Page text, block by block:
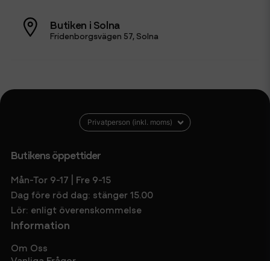
Butiken i Solna
Fridenborgsvägen 57, Solna
Butikens öppettider
Mån-Tor 9-17 | Fre 9-15
Dag före röd dag: stänger 15.00
Lör: enligt överenskommelse
Information
Om Oss